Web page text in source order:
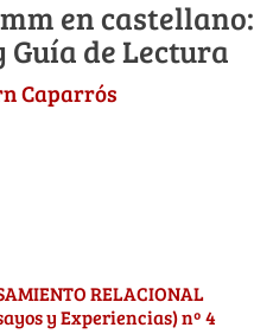
en castellano:
Guía de Lectura
Caparrós
RELACIONAL
y Experiencias) nº 4